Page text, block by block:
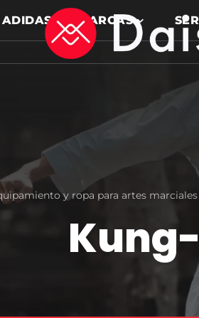
ADIDAS MARCAS
y ropa para artes